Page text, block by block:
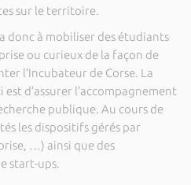
sur le territoire.
donc à mobiliser des étudiants
ou curieux de la façon de
l’Incubateur de Corse. La
d’assurer l’accompagnement
publique. Au cours de
les dispositifs gérés par
…) ainsi que des
start-ups.